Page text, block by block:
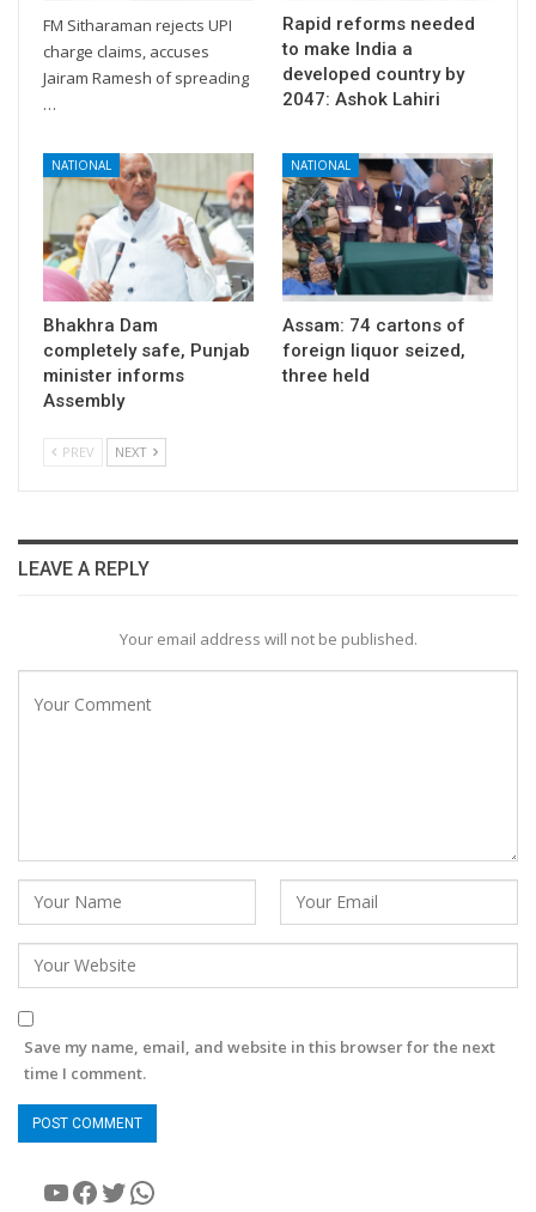
FM Sitharaman rejects UPI
charge claims, accuses
Jairam Ramesh of spreading
…
Rapid reforms needed
to make India a
developed country by
2047: Ashok Lahiri
NATIONAL
Bhakhra Dam
completely safe, Punjab
minister informs
Assembly
NATIONAL
Assam: 74 cartons of
foreign liquor seized,
three held
PREV NEXT
LEAVE A REPLY
Your email address will not be published.
Save my name, email, and website in this browser for the next
time I comment.
YouTube
Facebook
Twitter
WhatsApp